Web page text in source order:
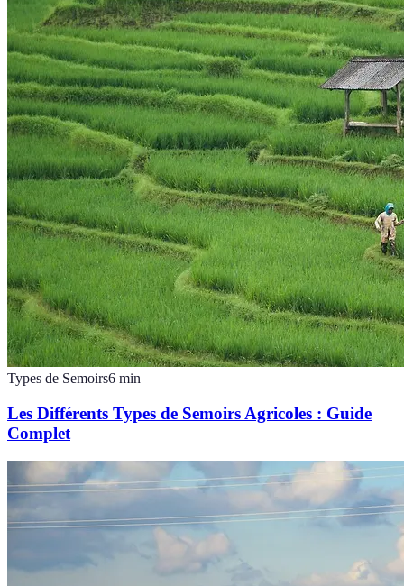
Types de Semoirs6 min
Les Différents Types de Semoirs Agricoles : Guide
Complet